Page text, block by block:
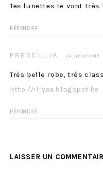
Tes lunettes te vont très
RÉPONDRE
PRESCILLIA 24 juillet 2015
Très belle robe, très
http://illyaa.blogspot.be
RÉPONDRE
LAISSER UN